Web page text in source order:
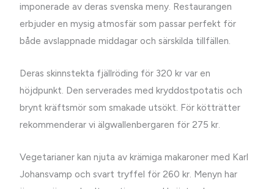
imponerade av deras svenska meny. Restaurangen
erbjuder en mysig atmosfär som passar perfekt för
både avslappnade middagar och särskilda tillfällen.
Deras skinnstekta fjällröding för 320 kr var en
höjdpunkt. Den serverades med kryddostpotatis och
brynt kräftsmör som smakade utsökt. För kötträtter
rekommenderar vi älgwallenbergaren för 275 kr.
Vegetarianer kan njuta av krämiga makaroner med Karl
Johansvamp och svart tryffel för 260 kr. Menyn har